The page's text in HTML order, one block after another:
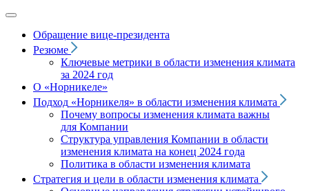
Обращение вице‑президента
Резюме
Ключевые метрики в области изменения климата
за 2024 год
О «Норникеле»
Подход «Норникеля» в области изменения климата
Почему вопросы изменения климата важны
для Компании
Структура управления Компании в области
изменения климата на конец 2024 года
Политика в области изменения климата
Стратегия и цели в области изменения климата